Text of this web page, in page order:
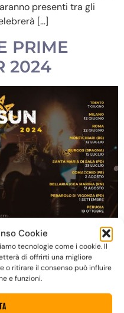
Cookie
tecnologie come i cookie. Il
di offrirti una migliore
o ritirare il consenso può influire
e funzioni.
presenti tra gli
[…]
PRIME
2024
l’uscita del loro primo
Luce – Live in Assisi” e
lo scorso 6 aprile i The
del nuovo TOUR
e la loro